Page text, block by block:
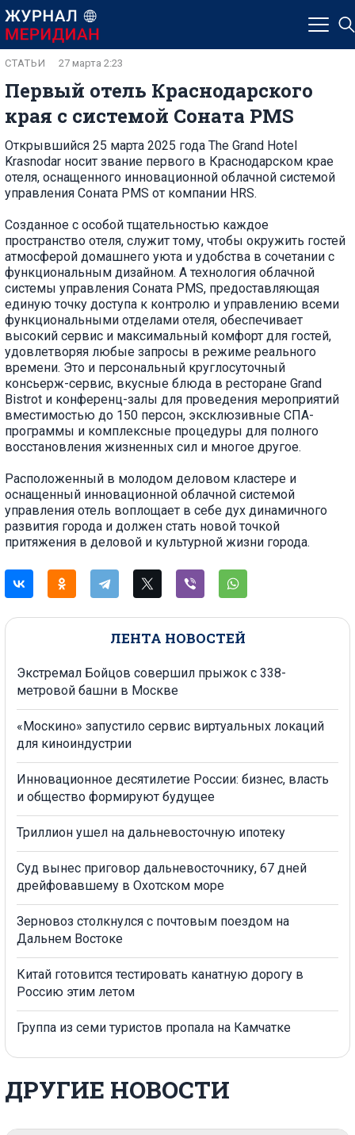
ЛЕНТА НОВОСТЕЙ
Экстремал Бойцов совершил прыжок с 338-
метровой башни в Москве
«Москино» запустило сервис виртуальных локаций
для киноиндустрии
Инновационное десятилетие России: бизнес, власть
и общество формируют будущее
Триллион ушел на дальневосточную ипотеку
Суд вынес приговор дальневосточнику, 67 дней
дрейфовавшему в Охотском море
Зерновоз столкнулся с почтовым поездом на
Дальнем Востоке
Китай готовится тестировать канатную дорогу в
Россию этим летом
Группа из семи туристов пропала на Камчатке
Первый отель Краснодарского
края с системой Соната PMS
СТАТЬИ 27 марта 2:23
Открывшийся 25 марта 2025 года The Grand Hotel
Krasnodar носит звание первого в Краснодарском крае
отеля, оснащенного инновационной облачной системой
управления Соната PMS от компании HRS.
Созданное с особой тщательностью каждое
пространство отеля, служит тому, чтобы окружить гостей
атмосферой домашнего уюта и удобства в сочетании с
функциональным дизайном. А технология облачной
системы управления Соната PMS, предоставляющая
единую точку доступа к контролю и управлению всеми
функциональными отделами отеля, обеспечивает
высокий сервис и максимальный комфорт для гостей,
удовлетворяя любые запросы в режиме реального
времени. Это и персональный круглосуточный
консьерж-сервис, вкусные блюда в ресторане Grand
Bistrot и конференц-залы для проведения мероприятий
вместимостью до 150 персон, эксклюзивные СПА-
программы и комплексные процедуры для полного
восстановления жизненных сил и многое другое.
Расположенный в молодом деловом кластере и
оснащенный инновационной облачной системой
управления отель воплощает в себе дух динамичного
развития города и должен стать новой точкой
притяжения в деловой и культурной жизни города.
ДРУГИЕ НОВОСТИ